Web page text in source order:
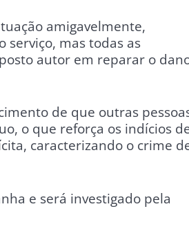
amigavelmente,
mas todas as
autor em reparar o
de que outras
o que reforça os indícios
caracterizando o crime
e será investigado pela